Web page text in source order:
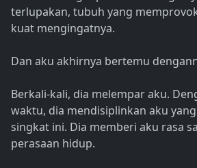
terlupakan, tubuh yang
kuat mengingatnya.
Dan aku akhirnya bertemu
Berkali-kali, dia melempar aku.
waktu, dia mendisiplinkan aku
singkat ini. Dia memberi aku rasa
perasaan hidup.